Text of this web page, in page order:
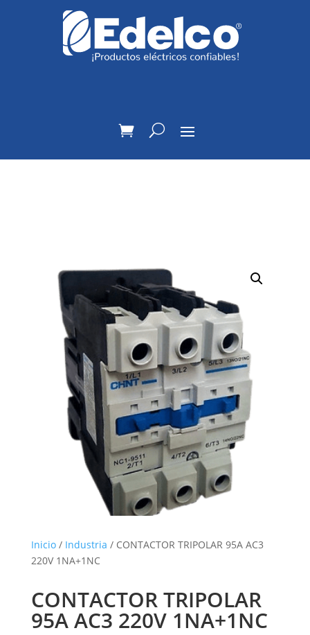
Inicio/ Industria / CONTACTOR TRIPOLAR 95A AC3
220V 1NA+1NC
CONTACTOR TRIPOLAR
95A AC3 220V 1NA+1NC